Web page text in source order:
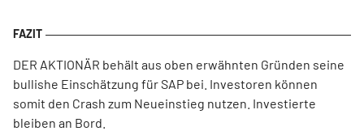
DER AKTIONÄR behält aus oben erwähnten Gründen seine
bullishe Einschätzung für SAP bei. Investoren können
somit den Crash zum Neueinstieg nutzen. Investierte
bleiben an Bord.